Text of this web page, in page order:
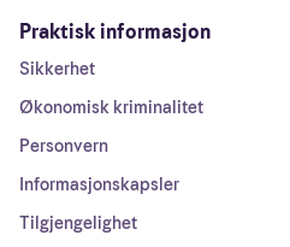
Praktisk informasjon
Sikkerhet
Økonomisk kriminalitet
Personvern
Informasjonskapsler
Tilgjengelighet